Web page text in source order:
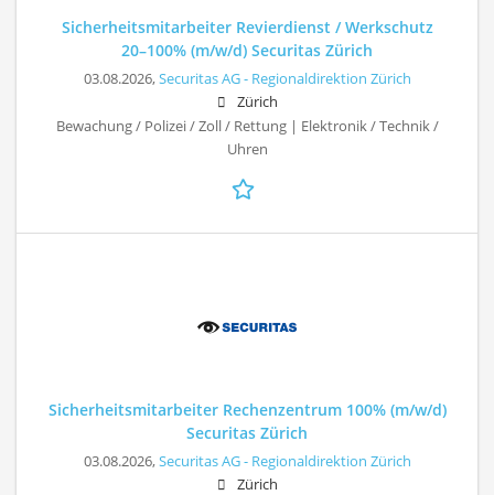
Sicherheitsmitarbeiter Revierdienst / Werkschutz
20–100% (m/w/d) Securitas Zürich
03.08.2026,Securitas AG - Regionaldirektion Zürich
Zürich
Bewachung / Polizei / Zoll / Rettung | Elektronik / Technik /
Uhren
Sicherheitsmitarbeiter Rechenzentrum 100% (m/w/d)
Securitas Zürich
03.08.2026,Securitas AG - Regionaldirektion Zürich
Zürich